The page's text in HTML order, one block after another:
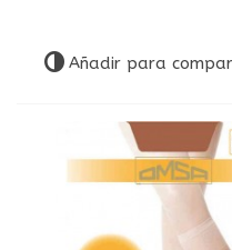
Añadir para